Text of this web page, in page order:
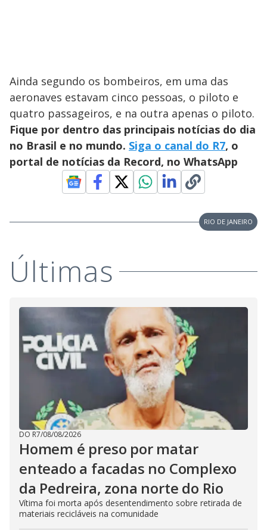
Ainda segundo os bombeiros, em uma das
aeronaves estavam cinco pessoas, o piloto e
quatro passageiros, e na outra apenas o piloto.
Fique por dentro das principais notícias do dia
no Brasil e no mundo. Siga o canal do R7, o
portal de notícias da Record, no WhatsApp
RIO DE JANEIRO
Últimas
DO R7/08/08/2026
Homem é preso por matar
enteado a facadas no Complexo
da Pedreira, zona norte do Rio
Vítima foi morta após desentendimento sobre retirada de
materiais recicláveis na comunidade